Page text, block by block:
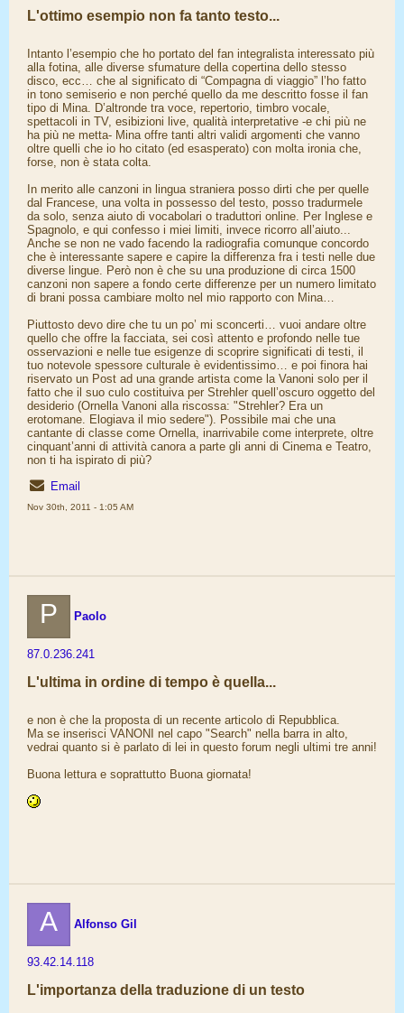
L'ottimo esempio non fa tanto testo...
Intanto l’esempio che ho portato del fan integralista interessato più
alla fotina, alle diverse sfumature della copertina dello stesso
disco, ecc… che al significato di “Compagna di viaggio” l’ho fatto
in tono semiserio e non perché quello da me descritto fosse il fan
tipo di Mina. D’altronde tra voce, repertorio, timbro vocale,
spettacoli in TV, esibizioni live, qualità interpretative -e chi più ne
ha più ne metta- Mina offre tanti altri validi argomenti che vanno
oltre quelli che io ho citato (ed esasperato) con molta ironia che,
forse, non è stata colta.
In merito alle canzoni in lingua straniera posso dirti che per quelle
dal Francese, una volta in possesso del testo, posso tradurmele
da solo, senza aiuto di vocabolari o traduttori online. Per Inglese e
Spagnolo, e qui confesso i miei limiti, invece ricorro all’aiuto...
Anche se non ne vado facendo la radiografia comunque concordo
che è interessante sapere e capire la differenza fra i testi nelle due
diverse lingue. Però non è che su una produzione di circa 1500
canzoni non sapere a fondo certe differenze per un numero limitato
di brani possa cambiare molto nel mio rapporto con Mina…
Piuttosto devo dire che tu un po’ mi sconcerti… vuoi andare oltre
quello che offre la facciata, sei così attento e profondo nelle tue
osservazioni e nelle tue esigenze di scoprire significati di testi, il
tuo notevole spessore culturale è evidentissimo… e poi finora hai
riservato un Post ad una grande artista come la Vanoni solo per il
fatto che il suo culo costituiva per Strehler quell’oscuro oggetto del
desiderio (Ornella Vanoni alla riscossa: "Strehler? Era un
erotomane. Elogiava il mio sedere"). Possibile mai che una
cantante di classe come Ornella, inarrivabile come interprete, oltre
cinquant’anni di attività canora a parte gli anni di Cinema e Teatro,
non ti ha ispirato di più?
Email
Nov 30th, 2011 - 1:05 AM
P Paolo
87.0.236.241
L'ultima in ordine di tempo è quella...
e non è che la proposta di un recente articolo di Repubblica.
Ma se inserisci VANONI nel capo "Search" nella barra in alto,
vedrai quanto si è parlato di lei in questo forum negli ultimi tre anni!
Buona lettura e soprattutto Buona giornata!
A Alfonso Gil
93.42.14.118
L'importanza della traduzione di un testo